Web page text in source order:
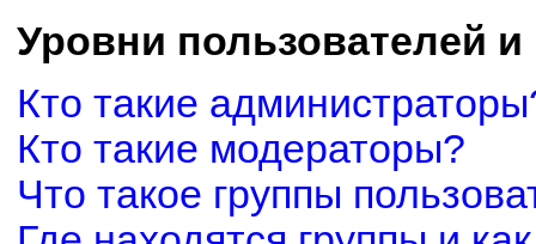
Уровни пользователей
Кто такие
Кто такие модераторы?
Что такое группы